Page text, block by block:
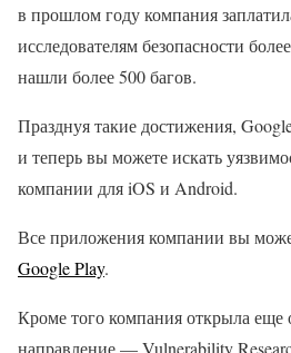
в прошлом году компания
исследователям безопасности
нашли более 500 багов.
Празднуя такие достижения,
и теперь вы можете искать
компании для iOS и Android.
Все приложения компании вы
Google Play.
Кроме того компания открыла еще
направление — Vulnerability